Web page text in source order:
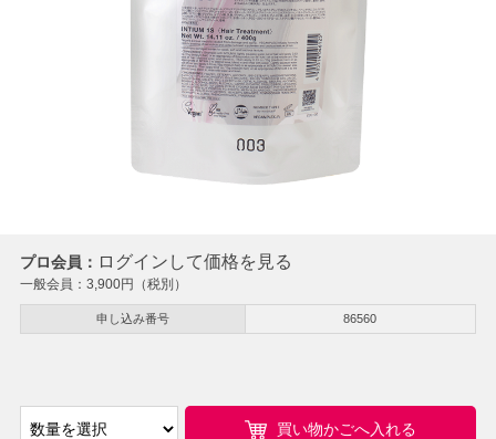
プロ会員： ログインして価格を見る
一般会員： 3,900円（税別）
申し込み番号 86560
買い物かごへ入れる